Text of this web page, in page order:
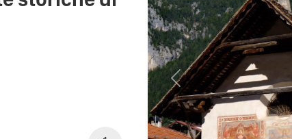
Previous